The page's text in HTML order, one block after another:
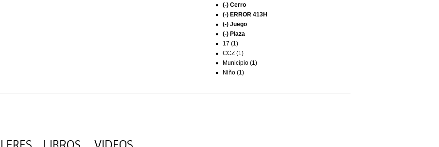
(-) Cerro
(-) ERROR 413H
(-) Juego
(-) Plaza
17 (1)
CCZ (1)
Municipio (1)
Niño (1)